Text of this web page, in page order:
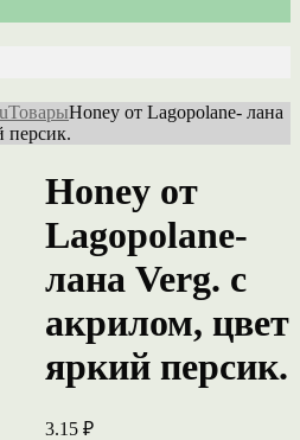
ТоварыHoney от Lagopolane- лана
персик.
Honey от
Lagopolane-
лана Verg. с
акрилом, цвет
яркий персик.
3.15 ₽